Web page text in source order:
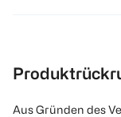
Aus Gründen des